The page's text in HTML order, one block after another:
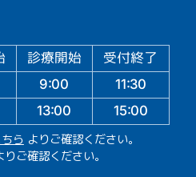
診療開始
受付終了
9:00 11:30
13:00 15:00
ら よりご確認ください。
りご確認ください。